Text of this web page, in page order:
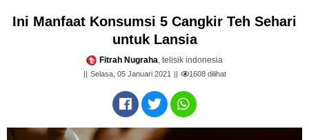
Ini Manfaat Konsumsi 5 Cangkir Teh Sehari
untuk Lansia
Fitrah Nugraha, telisik indonesia
Selasa, 05 Januari 2021 1608dilihat